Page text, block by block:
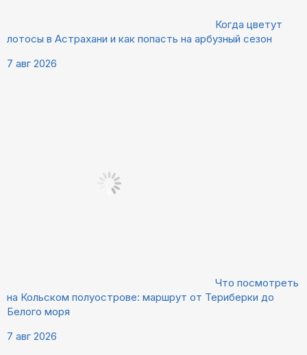
Когда цветут
лотосы в Астрахани и как попасть на арбузный сезон
7 авг 2026
Что посмотреть
на Кольском полуострове: маршрут от Териберки до
Белого моря
7 авг 2026